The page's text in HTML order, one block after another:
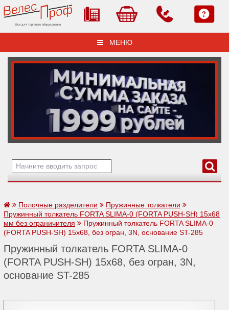
Все для торгового оборудования
МЕНЮ
Полочные разделители
Пружинные толкатели
Пружинный толкатель FORTA SLIMA-0 (FORTA PUSH-SH) 15х68
мм без ограничителя
Пружинный толкатель FORTA SLIMA-0
(FORTA PUSH-SH) 15х68, без огран, 3N, основание ST-285
Пружинный толкатель FORTA SLIMA-0
(FORTA PUSH-SH) 15х68, без огран, 3N,
основание ST-285